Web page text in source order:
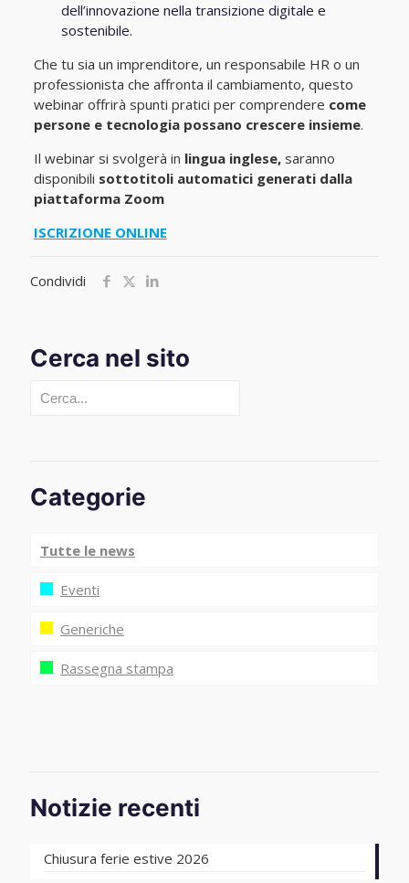
dell’innovazione nella transizione digitale e
sostenibile.
Che tu sia un imprenditore, un responsabile HR o un
professionista che affronta il cambiamento, questo
webinar offrirà spunti pratici per comprendere come
persone e tecnologia possano crescere insieme.
Il webinar si svolgerà in lingua inglese, saranno
disponibili sottotitoli automatici generati dalla
piattaforma Zoom
ISCRIZIONE ONLINE
Condividi
Cerca nel sito
Cerca
Categorie
Tutte le news
Eventi
Generiche
Rassegna stampa
Notizie recenti
Chiusura ferie estive 2026